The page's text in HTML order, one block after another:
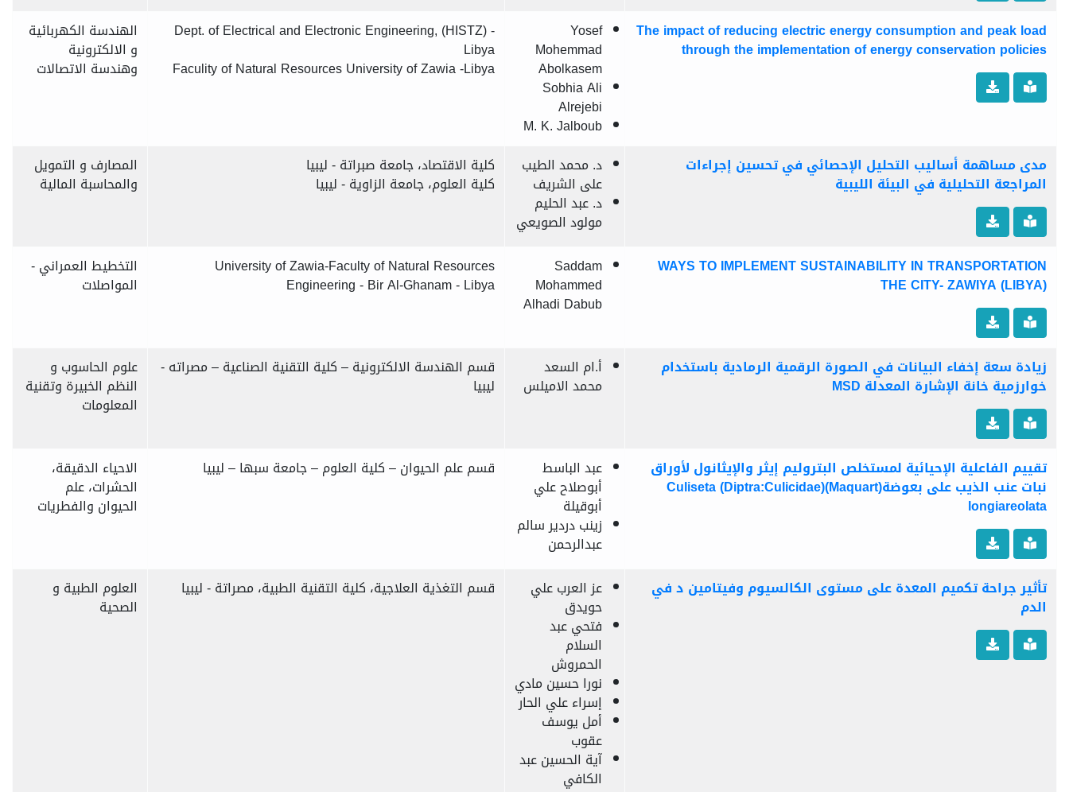
The impact of reducing electric energy consumption and peak load
through the implementation of energy conservation policies
Yosef
Mohemmad
Abolkasem
Sobhia Ali
Alrejebi
M. K. Jalboub
Dept. of Electrical and Electronic Engineering, (HISTZ) -
Libya
Faculity of Natural Resources University of Zawia -Libya
الهندسة الكهربائية
و الالكترونية
وهندسة الاتصالات
مدى مساهمة أساليب التحليل الإحصائي في تحسين إجراءات
المراجعة التحليلية في البيئة الليبية
د. محمد الطيب
على الشريف
د. عبد الحليم
مولود الصويعي
كلية الاقتصاد، جامعة صبراتة - ليبيا
كلية العلوم، جامعة الزاوية - ليبيا
المصارف و التمويل
والمحاسبة المالية
WAYS TO IMPLEMENT SUSTAINABILITY IN TRANSPORTATION
THE CITY- ZAWIYA (LIBYA)
Saddam
Mohammed
Alhadi Dabub
University of Zawia-Faculty of Natural Resources
Engineering - Bir Al-Ghanam - Libya
التخطيط العمراني -
المواصلات
زيادة سعة إخفاء البيانات في الصورة الرقمية الرمادية باستخدام
خوارزمية خانة الإشارة المعدلة MSD
أ.ام السعد
محمد الاميلس
قسم الهندسة الالكترونية – كلية التقنية الصناعية – مصراته -
ليبيا
علوم الحاسوب و
النظم الخبيرة وتقنية
المعلومات
تقييم الفاعلية الإحيائية لمستخلص البتروليم إيثر والإيثانول لأوراق
نبات عنب الذيب على بعوضة(Maquart)(Diptra:Culicidae) Culiseta
longiareolata
عبد الباسط
أبوصلاح علي
أبوقيلة
زينب دردير سالم
عبدالرحمن
قسم علم الحيوان – كلية العلوم – جامعة سبها – ليبيا الاحياء الدقيقة،
الحشرات، علم
الحيوان والفطريات
تأثير جراحة تكميم المعدة على مستوى الكالسيوم وفيتامين د في
الدم
عز العرب علي
حويدق
فتحي عبد
السلام
الحمروش
نورا حسين مادي
إسراء علي الحار
أمل يوسف
عقوب
آية الحسين عبد
الكافي
قسم التغذية العلاجية، كلية التقنية الطبية، مصراتة - ليبيا العلوم الطبية و
الصحية